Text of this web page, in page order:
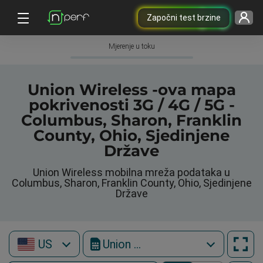
Započni test brzine
Mjerenje u toku
Union Wireless -ova mapa
pokrivenosti 3G / 4G / 5G -
Columbus, Sharon, Franklin
County, Ohio, Sjedinjene
Države
Union Wireless mobilna mreža podataka u
Columbus, Sharon, Franklin County, Ohio, Sjedinjene
Države
US Union Wireless